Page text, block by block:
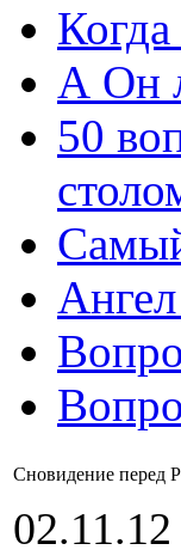
А Он
50
Сновидение перед